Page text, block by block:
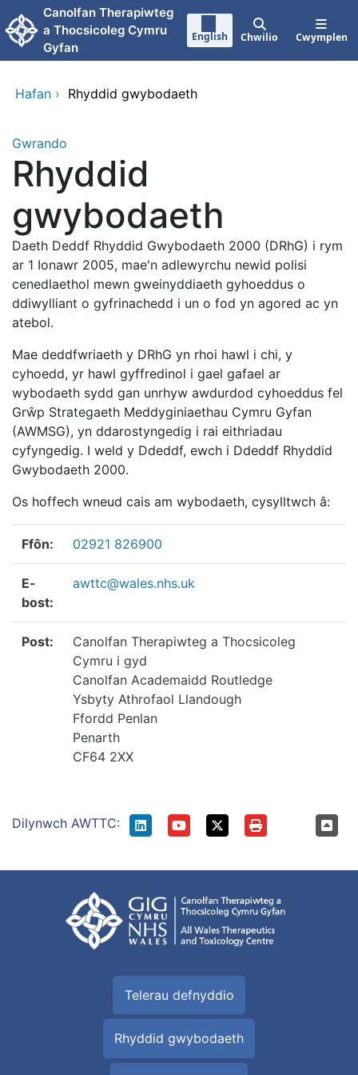
Neidio i'r prif gynnwy
Canolfan Therapiwteg
a Thocsicoleg Cymru
Gyfan
English Chwilio Cwymplen
Hafan › Rhyddid gwybodaeth
Gwrando
Rhyddid
gwybodaeth
Daeth Deddf Rhyddid Gwybodaeth 2000 (DRhG) i rym
ar 1 Ionawr 2005, mae'n adlewyrchu newid polisi
cenedlaethol mewn gweinyddiaeth gyhoeddus o
ddiwylliant o gyfrinachedd i un o fod yn agored ac yn
atebol.
Mae deddfwriaeth y DRhG yn rhoi hawl i chi, y
cyhoedd, yr hawl gyffredinol i gael gafael ar
wybodaeth sydd gan unrhyw awdurdod cyhoeddus fel
Grŵp Strategaeth Meddyginiaethau Cymru Gyfan
(AWMSG), yn ddarostyngedig i rai eithriadau
cyfyngedig. I weld y Ddeddf, ewch i Ddeddf Rhyddid
Gwybodaeth 2000.
Os hoffech wneud cais am wybodaeth, cysylltwch â:
Ffôn: 02921 826900
E-
bost:
awttc@wales.nhs.uk
Post:
Canolfan Therapiwteg a Thocsicoleg
Cymru i gyd
Canolfan Academaidd Routledge
Ysbyty Athrofaol Llandough
Ffordd Penlan
Penarth
CF64 2XX
Dilynwch AWTTC:
Telerau defnyddio
Rhyddid gwybodaeth